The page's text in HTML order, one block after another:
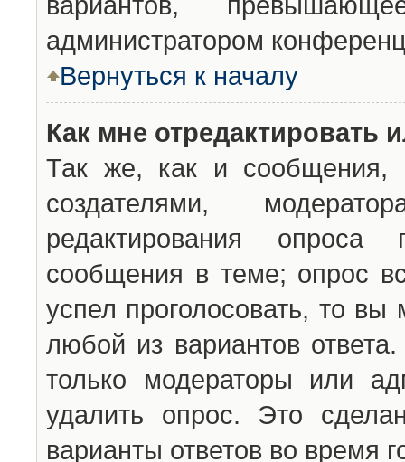
администратором
Вернуться к началу
Как мне отредактировать
Так же, как и сообщения,
создателями,
редактирования опроса
сообщения в теме; опрос
успел проголосовать, то вы
любой из вариантов
только модераторы или
удалить опрос. Это
варианты ответов во время